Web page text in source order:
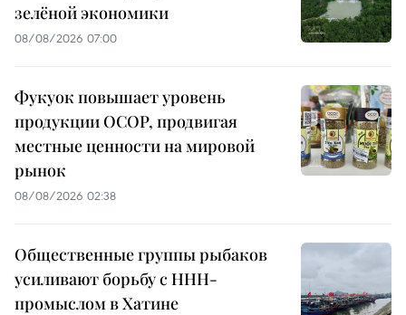
зелёной экономики
08/08/2026 07:00
Фукуок повышает уровень
продукции OCOP, продвигая
местные ценности на мировой
рынок
08/08/2026 02:38
Общественные группы рыбаков
усиливают борьбу с ННН-
промыслом в Хатине